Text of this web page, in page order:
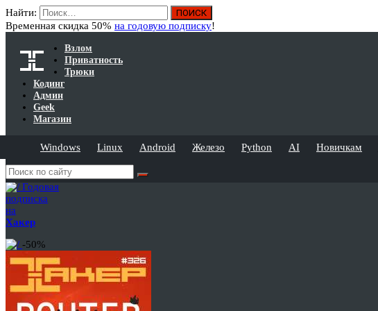
Найти:
Временная скидка 50% на годовую подписку!
Взлом
Приватность
Трюки
Кодинг
Админ
Geek
Магазин
Windows Linux Android Железо Python AI Новичкам
Годовая
подписка
на
Хакер
-50%